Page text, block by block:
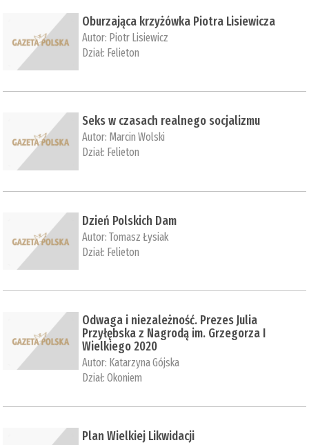
Oburzająca krzyżówka Piotra Lisiewicza
Autor: Piotr Lisiewicz
Dział: Felieton
Seks w czasach realnego socjalizmu
Autor: Marcin Wolski
Dział: Felieton
Dzień Polskich Dam
Autor:Tomasz Łysiak
Dział: Felieton
Odwaga i niezależność. Prezes Julia
Przyłębska z Nagrodą im. Grzegorza I
Wielkiego 2020
Autor: Katarzyna Gójska
Dział:Okoniem
Plan Wielkiej Likwidacji